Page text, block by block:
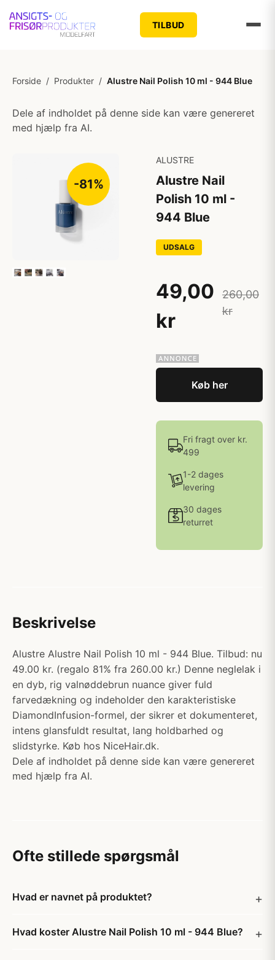
TILBUD
Forside / Produkter / Alustre Nail Polish 10 ml - 944 Blue
Dele af indholdet på denne side kan være genereret
med hjælp fra AI.
-81%
ALUSTRE
Alustre Nail
Polish 10 ml -
944 Blue
UDSALG
49,00
kr
260,00
kr
Køb her
Fri fragt over kr.
499
1-2 dages
levering
30 dages
returret
Beskrivelse
Alustre Alustre Nail Polish 10 ml - 944 Blue. Tilbud: nu
49.00 kr. (regalo 81% fra 260.00 kr.) Denne neglelak i
en dyb, rig valnøddebrun nuance giver fuld
farvedækning og indeholder den karakteristiske
DiamondInfusion-formel, der sikrer et dokumenteret,
intens glansfuldt resultat, lang holdbarhed og
slidstyrke. Køb hos NiceHair.dk.
Dele af indholdet på denne side kan være genereret
med hjælp fra AI.
Ofte stillede spørgsmål
Hvad er navnet på produktet?
Hvad koster Alustre Nail Polish 10 ml - 944 Blue?